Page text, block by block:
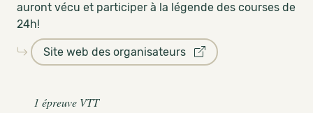
auront vécu et participer à la légende des courses de
24h!
Site web des organisateurs
1 épreuve VTT